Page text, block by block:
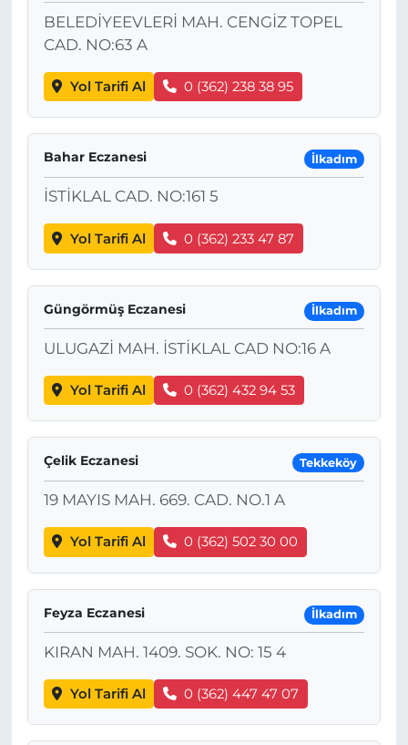
BELEDİYEEVLERİ MAH. CENGİZ TOPEL
CAD. NO:63 A
Yol Tarifi Al 0 (362) 238 38 95
Bahar Eczanesi İlkadım
İSTİKLAL CAD. NO:161 5
Yol Tarifi Al 0 (362) 233 47 87
Güngörmüş Eczanesi İlkadım
ULUGAZİ MAH. İSTİKLAL CAD NO:16 A
Yol Tarifi Al 0 (362) 432 94 53
Çelik Eczanesi Tekkeköy
19 MAYIS MAH. 669. CAD. NO.1 A
Yol Tarifi Al 0 (362) 502 30 00
Feyza Eczanesi İlkadım
KIRAN MAH. 1409. SOK. NO: 15 4
Yol Tarifi Al 0 (362) 447 47 07